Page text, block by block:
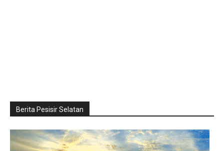
Berita Pesisir Selatan